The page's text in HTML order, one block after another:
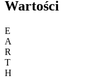
Wartości
E
A
R
T
H